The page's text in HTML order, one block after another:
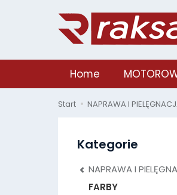
Home
Start NAPRAWA I
Kategorie
NAPRAWA I
FARBY